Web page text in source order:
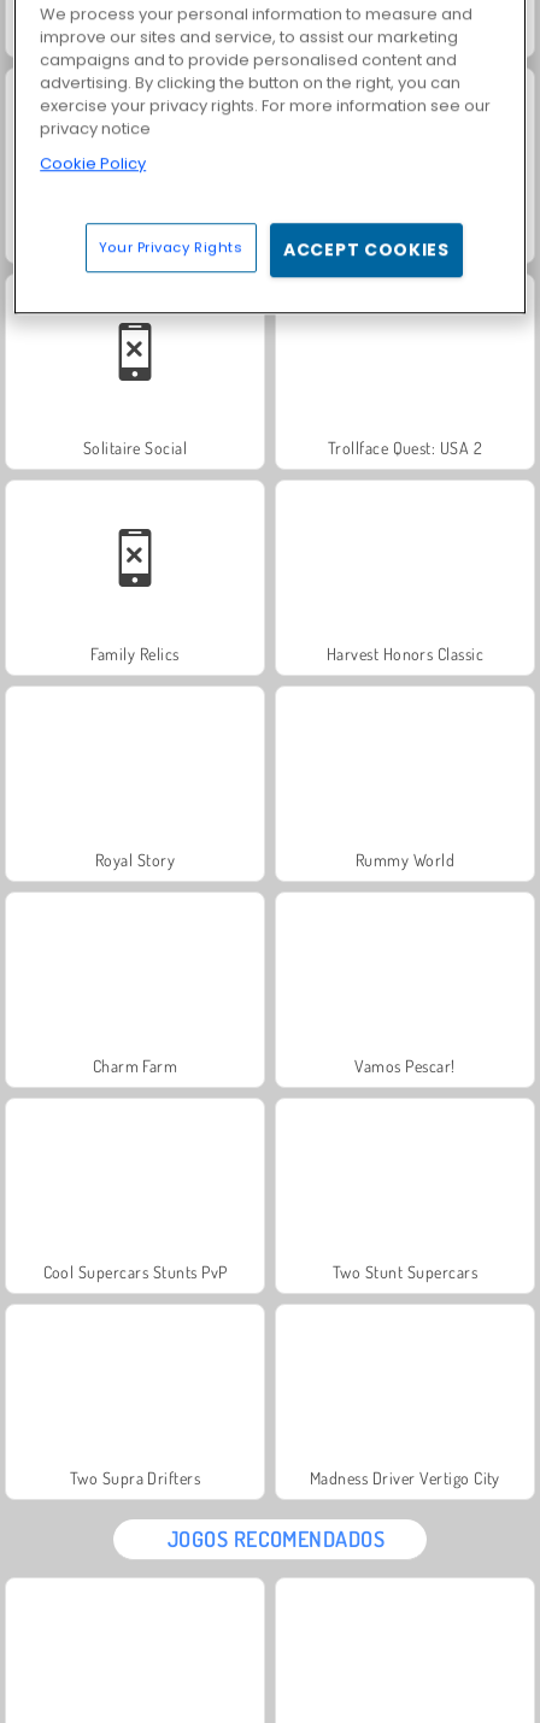
Juice Merge Grand Mahjong Connect
Farm Merge Valley Heroes of Myths
Solitaire Social Trollface Quest: USA 2
Family Relics Harvest Honors Classic
Royal Story Rummy World
Charm Farm Vamos Pescar!
Cool Supercars Stunts PvP Two Stunt Supercars
Two Supra Drifters Madness Driver Vertigo City
JOGOS RECOMENDADOS
We process your personal information to measure and
improve our sites and service, to assist our marketing
campaigns and to provide personalised content and
advertising. By clicking the button on the right, you can
exercise your privacy rights. For more information see our
privacy notice
Cookie Policy
Your Privacy Rights ACCEPT COOKIES